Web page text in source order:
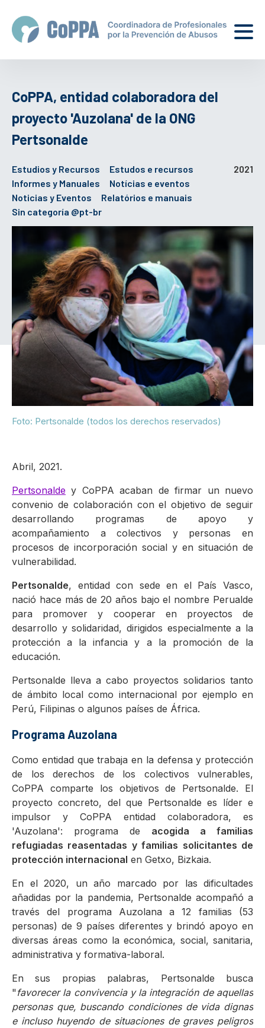
CoPPA, entidad colaboradora del
proyecto 'Auzolana' de la ONG
Pertsonalde
Estudios y Recursos
Estudos e recursos
Informes y Manuales
Notícias e eventos
Noticias y Eventos
Relatórios e manuais
Sin categoría @pt-br
2021
Foto: Pertsonalde (todos los derechos reservados)
Abril, 2021.
Pertsonalde y CoPPA acaban de firmar un nuevo
convenio de colaboración con el objetivo de seguir
desarrollando programas de apoyo y
acompañamiento a colectivos y personas en
procesos de incorporación social y en situación de
vulnerabilidad.
Pertsonalde, entidad con sede en el País Vasco,
nació hace más de 20 años bajo el nombre Perualde
para promover y cooperar en proyectos de
desarrollo y solidaridad, dirigidos especialmente a la
protección a la infancia y a la promoción de la
educación.
Pertsonalde lleva a cabo proyectos solidarios tanto
de ámbito local como internacional por ejemplo en
Perú, Filipinas o algunos países de África.
Programa Auzolana
Como entidad que trabaja en la defensa y protección
de los derechos de los colectivos vulnerables,
CoPPA comparte los objetivos de Pertsonalde. El
proyecto concreto, del que Pertsonalde es líder e
impulsor y CoPPA entidad colaboradora, es
'Auzolana': programa de acogida a familias
refugiadas reasentadas y familias solicitantes de
protección internacional en Getxo, Bizkaia.
En el 2020, un año marcado por las dificultades
añadidas por la pandemia, Pertsonalde acompañó a
través del programa Auzolana a 12 familias (53
personas) de 9 países diferentes y brindó apoyo en
diversas áreas como la económica, social, sanitaria,
administrativa y formativa-laboral.
En sus propias palabras, Pertsonalde busca
" favorecer la convivencia y la integración de aquellas
personas que, buscando condiciones de vida dignas
e incluso huyendo de situaciones de graves peligros